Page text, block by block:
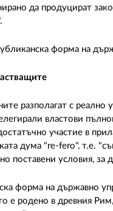
да продуцират
форма на
разполагат с
властови
участие в
дума "re-fero", т.е.
поставени условия, за
форма на държавно
е родено в древния